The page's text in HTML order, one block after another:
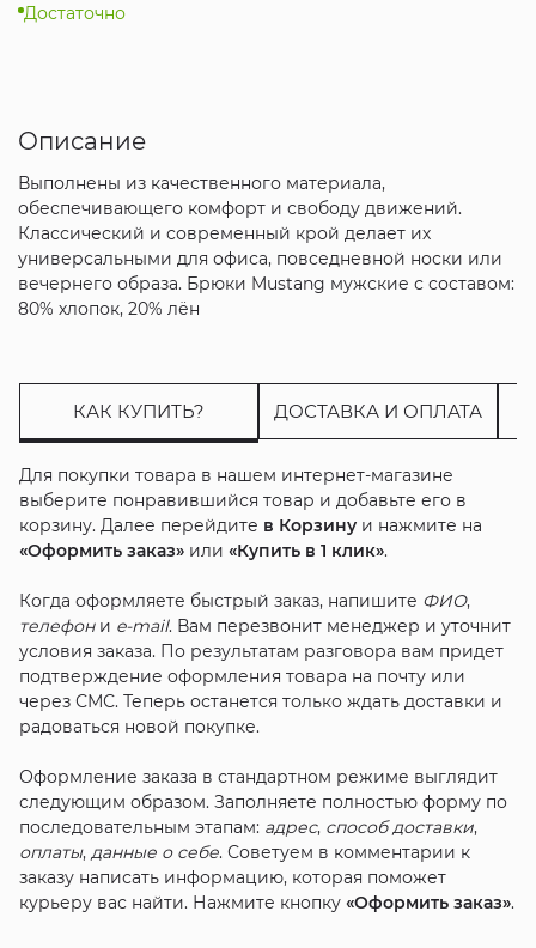
Достаточно
Описание
Выполнены из качественного материала,
обеспечивающего комфорт и свободу движений.
Классический и современный крой делает их
универсальными для офиса, повседневной носки или
вечернего образа. Брюки Mustang мужские с составом:
80% хлопок, 20% лён
КАК КУПИТЬ? ДОСТАВКА И ОПЛАТА
Для покупки товара в нашем интернет-магазине
выберите понравившийся товар и добавьте его в
корзину. Далее перейдите в Корзинуи нажмите на
«Оформить заказ»или «Купить в 1 клик».
Когда оформляете быстрый заказ, напишите ФИО,
телефони e-mail. Вам перезвонит менеджер и уточнит
условия заказа. По результатам разговора вам придет
подтверждение оформления товара на почту или
через СМС. Теперь останется только ждать доставки и
радоваться новой покупке.
Оформление заказа в стандартном режиме выглядит
следующим образом. Заполняете полностью форму по
последовательным этапам: адрес, способ доставки,
оплаты, данные о себе. Советуем в комментарии к
заказу написать информацию, которая поможет
курьеру вас найти. Нажмите кнопку «Оформить заказ».